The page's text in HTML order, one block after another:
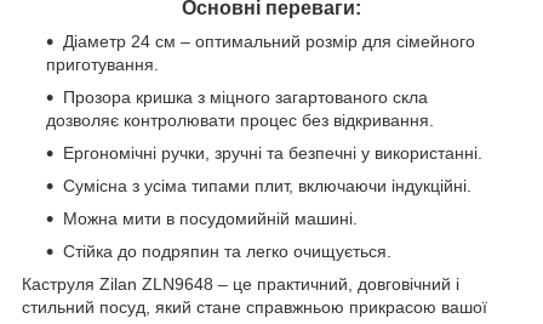
Основні переваги:
Діаметр 24 см – оптимальний розмір для сімейного
приготування.
Прозора кришка з міцного загартованого скла
дозволяє контролювати процес без відкривання.
Ергономічні ручки, зручні та безпечні у використанні.
Сумісна з усіма типами плит, включаючи індукційні.
Можна мити в посудомийній машині.
Стійка до подряпин та легко очищується.
Каструля Zilan ZLN9648 – це практичний, довговічний і
стильний посуд, який стане справжньою прикрасою вашої